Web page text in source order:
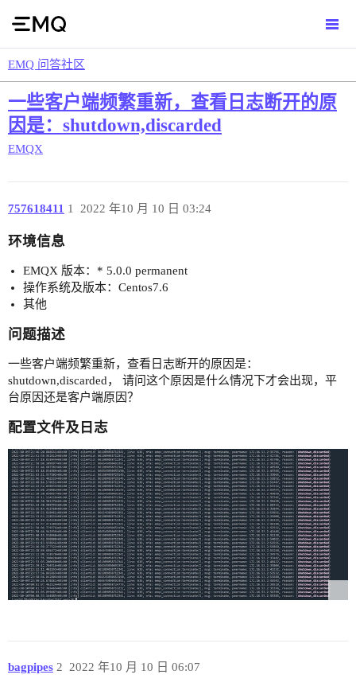
EMQ 问答社区
一些客户端频繁重新，查看日志断开的原
因是：shutdown,discarded
EMQX
757618411 2022 年10 月 10 日 03:24
1
环境信息
EMQX 版本：* 5.0.0 permanent
操作系统及版本：Centos7.6
其他
问题描述
一些客户端频繁重新，查看日志断开的原因是：
shutdown,discarded， 请问这个原因是什么情况下才会出现，平
台原因还是客户端原因？
配置文件及日志
bagpipes 2022 年10 月 10 日 06:07
2